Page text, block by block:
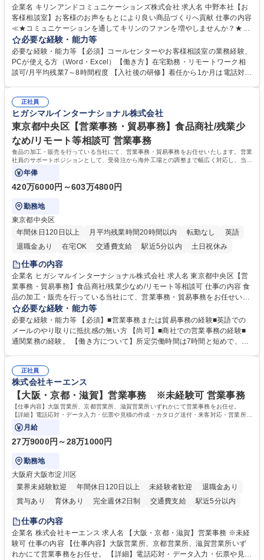
企業名 キリンアンドコミュニケーションズ株式会社 求人名 中野本社【お
客様相談室】お客様のお声をもとにより良い商品づくりへ貢献 仕事の内容
≪★コミュニケーションを通してキリンのファンを増やしませんか？★≫
お客様のお声をより良い商品づくりに活かしていく上で、窓口となるお客
様相談室でのお仕事です。 日々お客様からいただくキリングループへのご
意見を、企業活動に活かしています。お客様からの声に迅速かつ誠意をも
って対応、情報提供するとともにグループ内活動に反映しています。 【具
平均100件前後■メール・手紙：同上40件前後 募集職種 中野本社【お客様
相談室】お客様のお声をもとにより良い商品づくりへ貢献
必要な経験・能力等
必要な経験・能力等 【必須】コールセンターやお客様相談室の業務経験、
PCが使える方（Word・Excel）【働き方】在宅勤務・リモートワーク相
談可/月平均残業7～8時間程度 【入社後の研修】着任から1か月は電話対応
すのでご安心ください。 【当社について】キリングループの広報機能を担
う会社として、お客様との出会いを大切にし、磨き上げたホスピタリティ
を込めてコミュニケーションをとりながら広報関連業務を行っておりま
す。 学歴・資格 学歴：大学院 大学 高専 短大 専修学校 高校 語学力： 資
格：
正社員
ヒガシマルインターナショナル株式会社
東京都中央区【営業事務・貿易事務】食品商社/残業少
なめ/リモート等相談可 営業事務
食品の加工・販売を行っている当社にて、営業事務・貿易事務をお任せいたします。営業
社員のサポートポジションとして、受発注から海外工場との調整まで幅広く対応し、当社
事業の根幹を支えていただきます。
年俸
420万6000円～603万4800円
勤務地
東京都中央区
年間休日120日以上
月平均残業時間20時間以内 転勤なし
英語
退職金あり
在宅OK 交通費支給 駅近5分以内 土日祝休み
仕事の内容
企業名 ヒガシマルインターナショナル株式会社 求人名 東京都中央区【営
業事務・貿易事務】食品商社/残業少なめ/リモート等相談可 仕事の内容 食
品の加工・販売を行っている当社にて、営業事務・貿易事務をお任せいた
します。営業社員のサポートポジションとして、受発注から海外工場との
調整まで幅広く対応し、当社事業の根幹を支えていただきます。 ■受発注
業務、請求書発行 ■海外工場とのスケジュール調整 ■在庫管理 ■輸入書類
の確認・作成 ■配送手配 ■通関業者を通して行う輸出入業全般 ■倉庫との
ルプロデュースしているため、商品に関わる全ての業務をサポート頂きま
す。 募集職種 東京都中央区【営業事務・貿易事務】食品商社/残業少なめ/
リモート等相談可
必要な経験・能力等
必要な経験・能力等 【必須】■営業事務または貿易事務の経験■英語での
メールのやり取りに抵抗感の無い方 【尚可】■商社での営業事務の経験■
通関業務の経験。 【働き方について】所定労働時間は7時間と短めで、残
の強み】1991年の設立以来、外食産業を中心としたお客様の多様なニー
ズに沿った冷凍水産物等の生産・輸入・販売を一貫して手掛けています。
自社工場と海外拠点の強固な連携によるワンストップサービスが最大の強
みです。 学歴・資格 学歴：大学院 大学 語学力：英語 資格：
正社員
株式会社キーエンス
【大阪・京都・滋賀】営業事務 ※未経験可 営業事務
【仕事内容】大阪営業所、京都営業所、滋賀営業所いずれかにて営業事務をお任せ。
【詳細】電話応対・データ入力・伝票や見積の作成・カタログ送付・来客対応・営業所内
で発生する事務業務や業務改善をお任せ。
月給
27万9000円～28万1000円
勤務地
大阪府大阪市淀川区
業界未経験歓迎
年間休日120日以上 未経験者歓迎
退職金あり
賞与あり
育休あり 完全週休2日制 交通費支給
駅近5分以内
土日祝休み
仕事の内容
企業名 株式会社キーエンス 求人名 【大阪・京都・滋賀】営業事務 ※未経
験可 仕事の内容 【仕事内容】大阪営業所、京都営業所、滋賀営業所いず
れかにて営業事務をお任せ。 【詳細】電話応対・データ入力・伝票や見積